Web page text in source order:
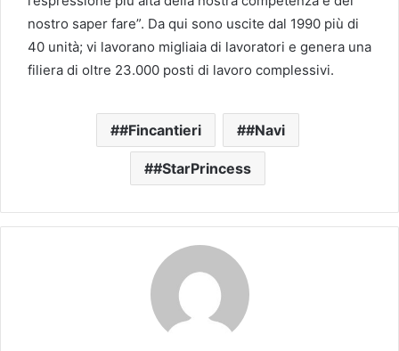
nostro saper fare”. Da qui sono uscite dal 1990 più di
40 unità; vi lavorano migliaia di lavoratori e genera una
filiera di oltre 23.000 posti di lavoro complessivi.
#Fincantieri #Navi
#StarPrincess